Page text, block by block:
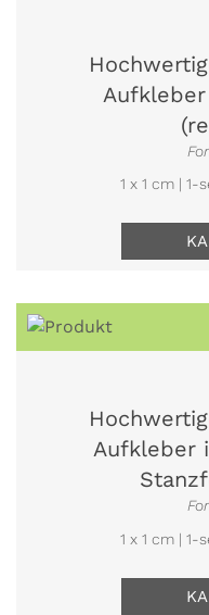
1 x 1 cm | 1-
Aufkleber
1 x 1 cm | 1-